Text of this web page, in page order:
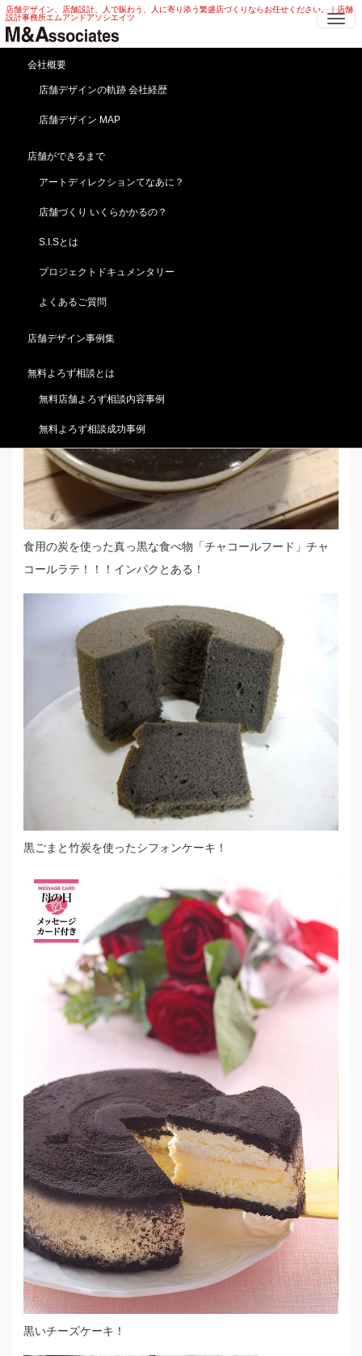
店舗デザイン、店舗設計、人で賑わう、人に寄り添う繁盛店づくりならお任せください。｜店舗
設計事務所エムアンドアソシエイツ
会社概要
店舗デザインの軌跡 会社経歴
店舗デザイン MAP
店舗ができるまで
アートディレクションてなあに？
店舗づくり いくらかかるの？
S.I.Sとは
プロジェクトドキュメンタリー
よくあるご質問
店舗デザイン事例集
無料よろず相談とは
無料店舗よろず相談内容事例
無料よろず相談成功事例
映える！「炭」xスィー
ツ！！
HOME ブログ news
2019年5月11日 news
食用の炭を使った真っ黒な食べ物「チャコールフード」チャ
コールラテ！！！インパクとある！
黒ごまと竹炭を使ったシフォンケーキ！
黒いチーズケーキ！